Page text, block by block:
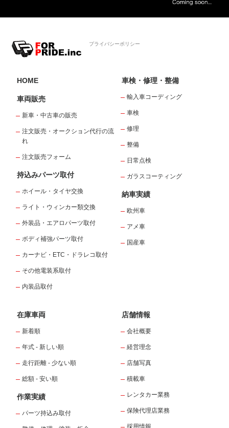
プライバシーポリシー
HOME
車両販売
新車・中古車の販売
注文販売・オークション代行の流
れ
注文販売フォーム
持込みパーツ取付
ホイール・タイヤ交換
ライト・ウィンカー類交換
外装品・エアロパーツ取付
ボディ補強パーツ取付
カーナビ・ETC・ドラレコ取付
その他電装系取付
内装品取付
車検・修理・整備
輸入車コーディング
車検
修理
整備
日常点検
ガラスコーティング
納車実績
欧州車
アメ車
国産車
在庫車両
新着順
年式 - 新しい順
走行距離 - 少ない順
総額 - 安い順
作業実績
パーツ持込み取付
店舗情報
会社概要
経営理念
店舗写真
積載車
レンタカー業務
保険代理店業務
採用情報